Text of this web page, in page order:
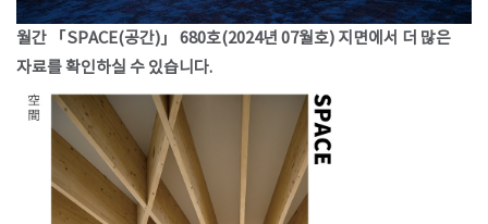
월간 「SPACE(공간)」 680호(2024년 07월호) 지면에서 더 많은
자료를 확인하실 수 있습니다.